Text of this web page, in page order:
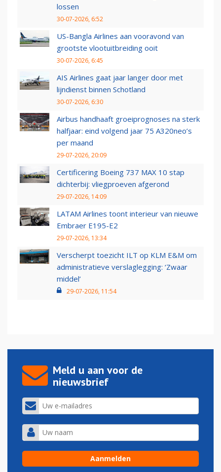
lossen
30-07-2026, 6:52
US-Bangla Airlines aan vooravond van
grootste vlootuitbreiding ooit
30-07-2026, 6:45
AIS Airlines gaat jaar langer door met
lijndienst binnen Schotland
30-07-2026, 6:30
Airbus handhaaft groeiprognoses na sterk
halfjaar: eind volgend jaar 75 A320neo’s
per maand
29-07-2026, 20:09
Certificering Boeing 737 MAX 10 stap
dichterbij: vliegproeven afgerond
29-07-2026, 14:09
LATAM Airlines toont interieur van nieuwe
Embraer E195-E2
29-07-2026, 13:34
Verscherpt toezicht ILT op KLM E&M om
administratieve verslaglegging: ‘Zwaar
middel’
29-07-2026, 11:54
Meld u aan voor de
nieuwsbrief